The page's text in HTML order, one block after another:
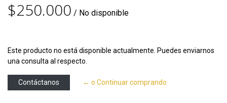
$250.000 / No disponible
Este producto no está disponible actualmente. Puedes enviarnos
una consulta al respecto.
Contáctanos ← o Continuar comprando